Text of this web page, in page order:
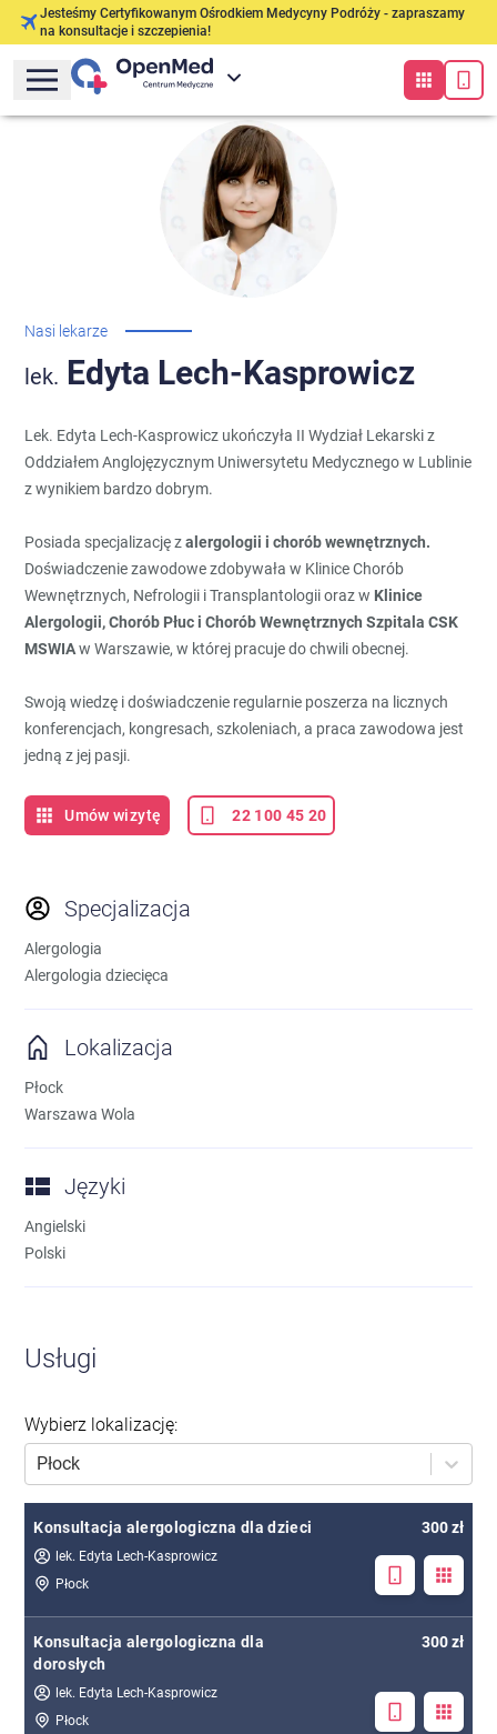
Jesteśmy Certyfikowanym Ośrodkiem Medycyny Podróży - zapraszamy
na konsultacje i szczepienia!
Nasi lekarze
lek. Edyta Lech-Kasprowicz
Lek. Edyta Lech-Kasprowicz ukończyła II Wydział Lekarski z
Oddziałem Anglojęzycznym Uniwersytetu Medycznego w Lublinie
z wynikiem bardzo dobrym.
Posiada specjalizację zalergologii i chorób wewnętrznych.
Doświadczenie zawodowe zdobywała w Klinice Chorób
Wewnętrznych, Nefrologii i Transplantologii oraz w Klinice
Alergologii, Chorób Płuc i Chorób Wewnętrznych Szpitala CSK
MSWIAw Warszawie, w której pracuje do chwili obecnej.
Swoją wiedzę i doświadczenie regularnie poszerza na licznych
konferencjach, kongresach, szkoleniach, a praca zawodowa jest
jedną z jej pasji.
Umów wizytę 22 100 45 20
Usługi
Wybierz lokalizację:
Płock
Konsultacja alergologiczna dla dzieci 300 zł
lek. Edyta Lech-Kasprowicz
Płock
Konsultacja alergologiczna dla
dorosłych
300 zł
lek. Edyta Lech-Kasprowicz
Płock
Specjalizacja
Alergologia
Alergologia dziecięca
Lokalizacja
Płock
Warszawa Wola
Języki
Angielski
Polski